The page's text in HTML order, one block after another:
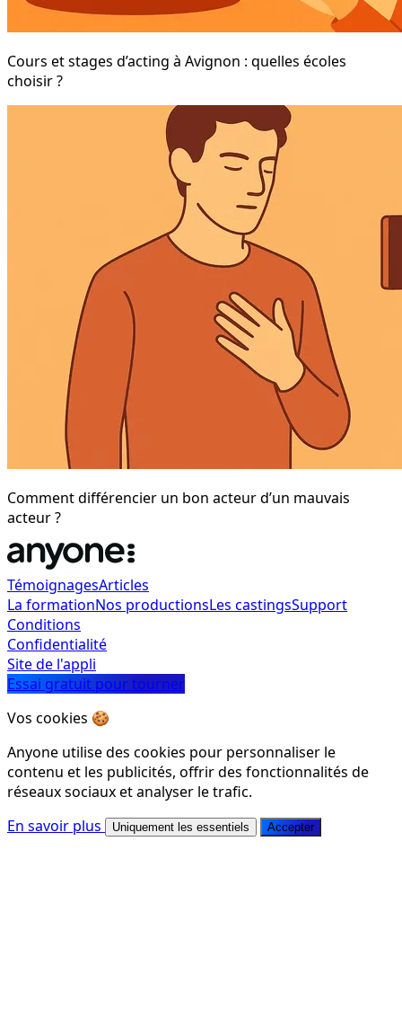
Cours et stages d’acting à Avignon : quelles écoles
choisir ?
Comment différencier un bon acteur d’un mauvais
acteur ?
TémoignagesArticles
La formationNos productionsLes castingsSupport
Conditions
Confidentialité
Site de l'appli
Essai gratuit pour tourner
Vos cookies 🍪
Anyone utilise des cookies pour personnaliser le
contenu et les publicités, offrir des fonctionnalités de
réseaux sociaux et analyser le trafic.
En savoir plus
Uniquement les essentiels Accepter